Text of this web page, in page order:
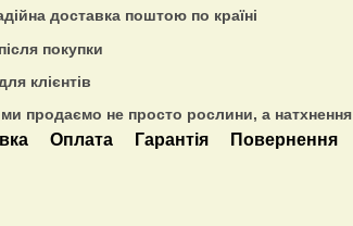
доставка поштою по країні
покупки
клієнтів
продаємо не просто рослини, а натхнення
Оплата Гарантія Повернення